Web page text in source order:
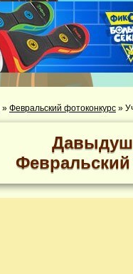
» Февральский фотоконкурс »